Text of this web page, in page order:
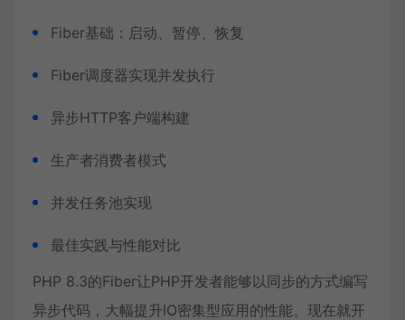
Fiber基础：启动、暂停、恢复
Fiber调度器实现并发执行
异步HTTP客户端构建
生产者消费者模式
并发任务池实现
最佳实践与性能对比
PHP 8.3的Fiber让PHP开发者能够以同步的方式编写
异步代码，大幅提升IO密集型应用的性能。现在就开